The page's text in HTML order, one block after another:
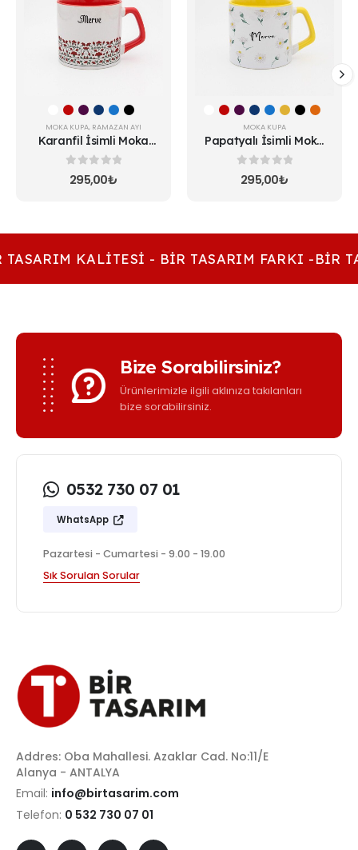
varyasyonu
Seçenekler
seçilebilir
MOKA KUPA, RAMAZAN AYI
Karanfil İsimli Moka
Kupa
05 üzerinden
295,00₺
varyasyonu
Seçenekler
seçilebilir
MOKA KUPA
Papatyalı İsimli Moka
Kupa
05 üzerinden
295,00₺
KALITESI - BIR TASARIM FARKI -BIR
Bize Sorabilirsiniz?
Ürünlerimizle ilgili aklınıza takılanları
bize sorabilirsiniz.
0532 730 07 01
WhatsApp
Pazartesi - Cumartesi - 9.00 - 19.00
Sık Sorulan Sorular
Addres: Oba Mahallesi. Azaklar Cad. No:11/E
Alanya - ANTALYA
Email: info@birtasarim.com
Telefon: 0 532 730 07 01